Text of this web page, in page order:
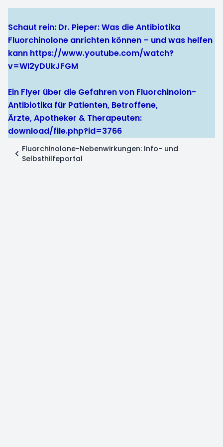
Schaut rein: Dr. Pieper: Was die Antibiotika
Fluorchinolone anrichten können – und was helfen
kann https://www.youtube.com/watch?
v=WI2yDUkJFGM
Ein Flyer über die Gefahren von Fluorchinolon-
Antibiotika für Patienten, Betroffene,
Ärzte, Apotheker & Therapeuten:
download/file.php?id=3766
Fluorchinolone-Nebenwirkungen: Info- und
Selbsthilfeportal